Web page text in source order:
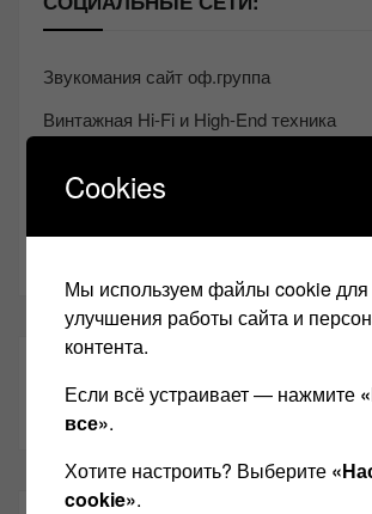
Звукомания сайт оф.группа
Винтажная Hi-Fi и High-End техника
Одноклассники
Cookies
Мы используем файлы cookie для
улучшения работы сайта и
контента.
Если всё устраивает — нажмите
все».
Хотите настроить? Выберите
cookie».